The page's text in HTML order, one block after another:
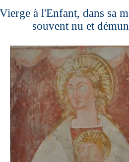
à l'Enfant, dans sa
souvent nu et